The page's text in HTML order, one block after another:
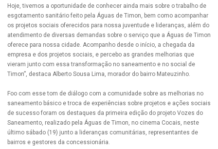
Hoje, tivemos a oportunidade de conhecer ainda mais sobre o trabalho de
esgotamento sanitário feito pela Águas de Timon, bem como acompanhar
os projetos sociais oferecidos para nossa juventude e lideranças, além do
atendimento de diversas demandas sobre o serviço que a Águas de Timon
oferece para nossa cidade. Acompanho desde o início, a chegada da
empresa e dos projetos sociais, e percebo as grandes melhorias que
vieram junto com essa transformação no saneamento e no social de
Timon”, destaca Alberto Sousa Lima, morador do bairro Mateuzinho.
Foo com esse tom de diálogo com a comunidade sobre as melhorias no
saneamento básico e troca de experiências sobre projetos e ações sociais
de sucesso foram os destaques da primeira edição do projeto Vozes do
Saneamento, realizado pela Águas de Timon, no cinema Cocais, neste
último sábado (19) junto a lideranças comunitárias, representantes de
bairros e gestores da concessionária.